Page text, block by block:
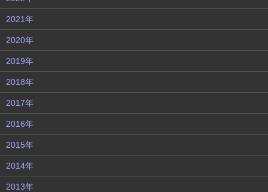
2021年
2020年
2019年
2018年
2017年
2016年
2015年
2014年
2013年